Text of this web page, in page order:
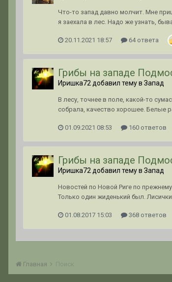
Что-то запад давно молчит. Мне
я заехала в лес. Надо же узнать,
20.11.2021 18:57 64 ответа
Грибы на западе
Иришка72 добавил тему в Запад
В лесу, точнее в поле, какой-то
собрала, качество хорошее. Белые
01.09.2021 08:53 160 ответов
Грибы на западе
Иришка72 добавил тему в Запад
Новостей по Новой Риге по
Только один жиденький был.
01.08.2017 15:03 368 ответов
Главная Поиск